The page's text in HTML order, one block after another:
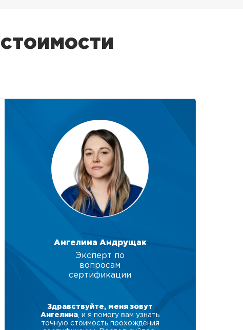
Ангелина Андрущак
Эксперт по
вопросам
сертификации
Здравствуйте, меня зовут
Ангелина , и я помогу вам узнать
точную стоимость прохождения